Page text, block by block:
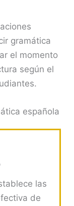
gramática
el momento
según el
española
las
de